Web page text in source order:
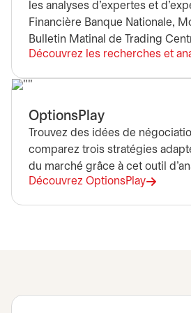
les analyses d’expertes et
Financière Banque Nationale,
Bulletin Matinal de Trading
Découvrez les recherches et
OptionsPlay
Trouvez des idées de
comparez trois stratégies
du marché grâce à cet outil
Découvrez OptionsPlay